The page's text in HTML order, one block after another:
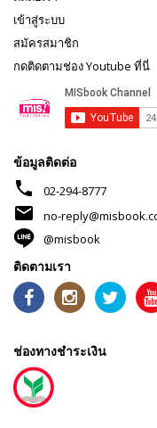
เข้าสู่ระบบ
สมัครสมาชิก
กดติดตามช่อง Youtube ที่นี่
ข้อมูลติดต่อ
phone 02-294-8777
mail
no-
@misbook
ติดตามเรา
ช่องทางชำระเงิน